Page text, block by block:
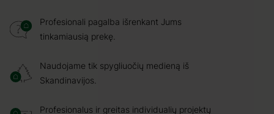
Profesionali pagalba išrenkant Jums
tinkamiausią prekę.
Naudojame tik spygliuočių medieną iš
Skandinavijos.
Profesionalus ir greitas individualių projektų